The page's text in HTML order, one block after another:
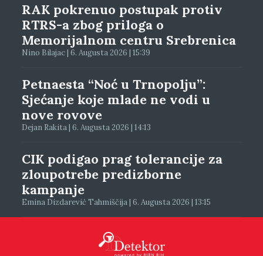
RAK pokrenuo postupak protiv
RTRS-a zbog priloga o
Memorijalnom centru Srebrenica
Nino Bilajac | 6. Augusta 2026 | 15:39
Petnaesta “Noć u Trnopolju”:
Sjećanje koje mlade ne vodi u
nove rovove
Dejan Rakita | 6. Augusta 2026 | 14:13
CIK podigao prag tolerancije za
zloupotrebe predizborne
kampanje
Emina Dizdarević Tahmiščija | 6. Augusta 2026 | 13:15